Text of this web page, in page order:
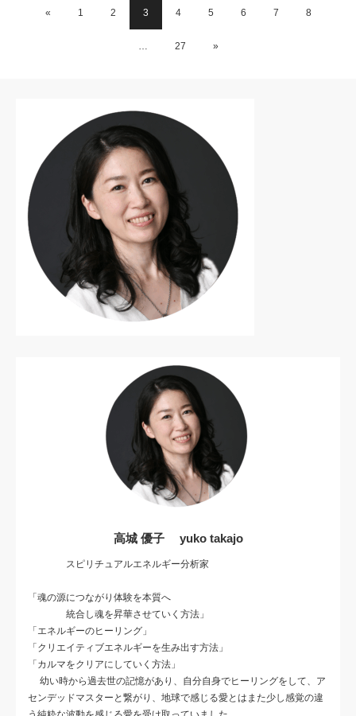
« 1 2 3 4 5 6 7 8
27 »
高城 優子 yuko takajo
スピリチュアルエネルギー分析家
「魂の源につながり体験を本質へ
統合し魂を昇華させていく方法」
「エネルギーのヒーリング」
「クリエイティブエネルギーを生み出す方法」
「カルマをクリアにしていく方法」
幼い時から過去世の記憶があり、自分自身でヒーリングをして、ア
センデッドマスターと繋がり、地球で感じる愛とはまた少し感覚の違